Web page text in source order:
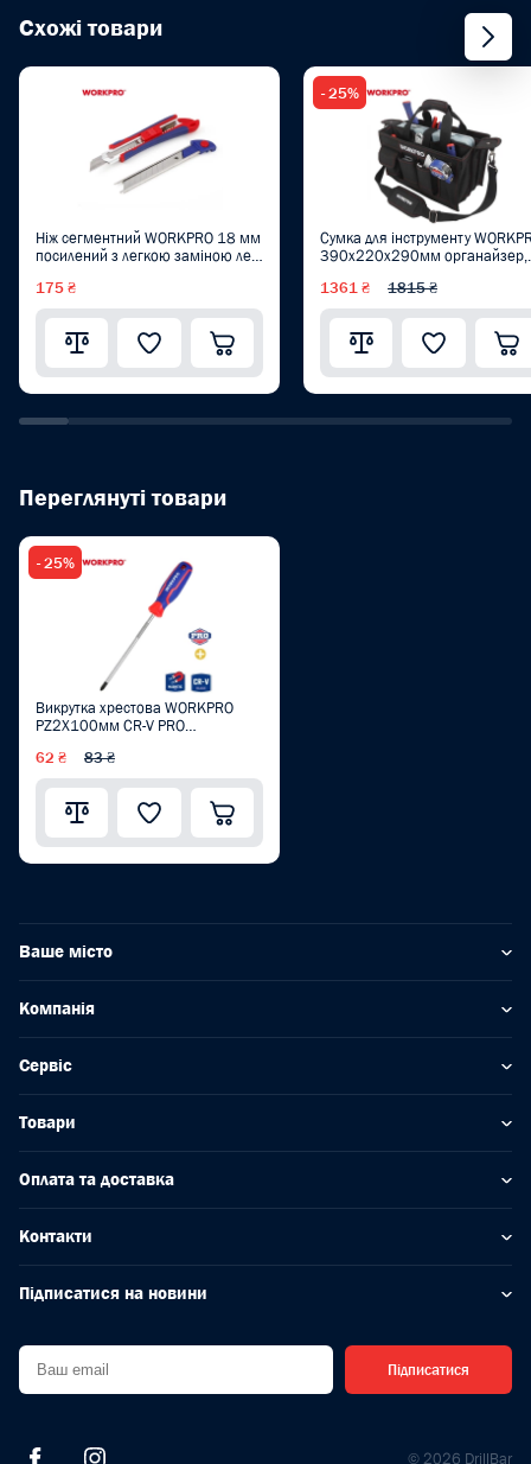
Схожі товари
Ніж сегментний WORKPRO 18 мм
посилений з легкою заміною лез
175 ₴
- 25%
Сумка для інструменту
390x220x290мм органайзер,
плечовим ременем
1361 ₴ 1815 ₴
Переглянуті товари
- 25%
Викрутка хрестова WORKPRO
PZ2X100мм CR-V PRO
62 ₴ 83 ₴
Ваше місто
Компанія
Сервіс
Товари
Оплата та доставка
Контакти
Підписатися на новини
Підписатися
© 2026 DrillBar